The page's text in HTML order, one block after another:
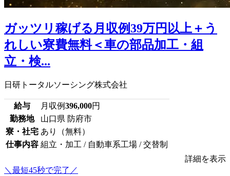
ガッツリ稼げる月収例39万円以上＋う
れしい寮費無料＜車の部品加工・組
立・検...
日研トータルソーシング株式会社
給与 月収例396,000円
勤務地
山口県 防府市
寮・社宅 あり（無料）
仕事内容 組立・加工 / 自動車系工場 / 交替制
詳細を表示
＼最短45秒で完了／